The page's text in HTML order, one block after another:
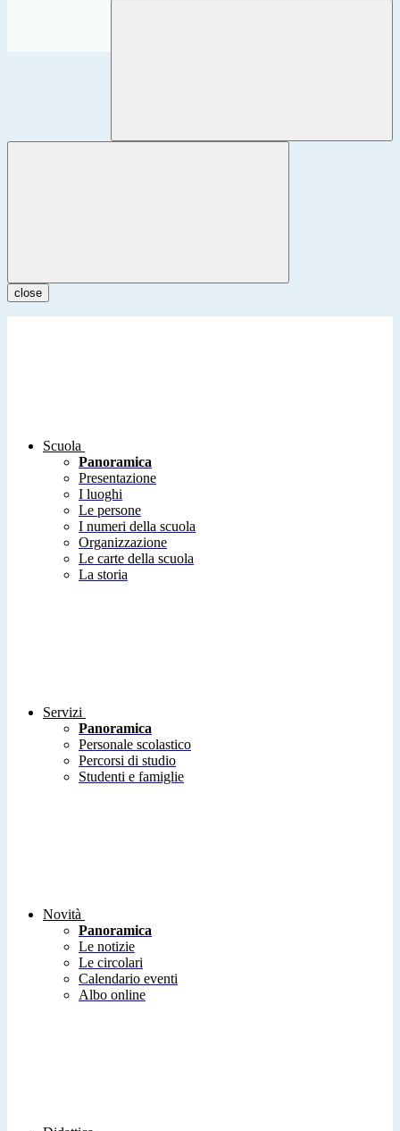
close
Scuola
Panoramica
Presentazione
I luoghi
Le persone
I numeri della scuola
Organizzazione
Le carte della scuola
La storia
Servizi
Panoramica
Personale scolastico
Percorsi di studio
Studenti e famiglie
Novità
Panoramica
Le notizie
Le circolari
Calendario eventi
Albo online